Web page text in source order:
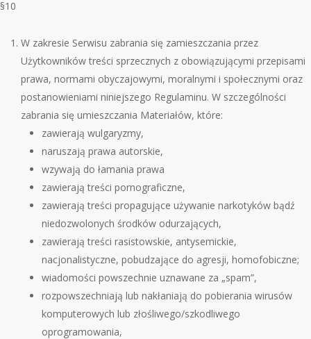
§10
W zakresie Serwisu zabrania się zamieszczania przez
Użytkowników treści sprzecznych z obowiązującymi przepisami
prawa, normami obyczajowymi, moralnymi i społecznymi oraz
postanowieniami niniejszego Regulaminu. W szczególności
zabrania się umieszczania Materiałów, które:
zawierają wulgaryzmy,
naruszają prawa autorskie,
wzywają dołamania prawa
zawierają treści pornograficzne,
zawierają treści propagujące używanie narkotyków bądź
niedozwolonych środków odurzających,
zawierają treści rasistowskie, antysemickie,
nacjonalistyczne, pobudzające do agresji, homofobiczne;
wiadomości powszechnie uznawane za „spam”,
rozpowszechniają lub nakłaniają do pobierania wirusów
komputerowych lub złośliwego/szkodliwego
oprogramowania,